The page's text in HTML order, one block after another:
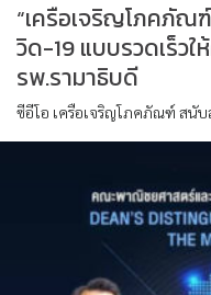
“เครือเจริญโภคภัณ
วิด-19 แบบรวดเร็ว
รพ.รามาธิบดี
ซีอีโอ เครือเจริญโภคภัณฑ์ สนั